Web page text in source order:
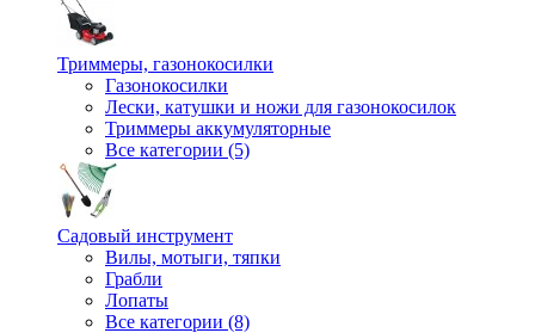
Триммеры, газонокосилки
Газонокосилки
Лески, катушки и ножи для газонокосилок
Триммеры аккумуляторные
Все категории (5)
Садовый инструмент
Вилы, мотыги, тяпки
Грабли
Лопаты
Все категории (8)